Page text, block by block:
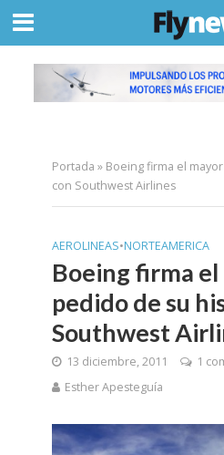
Portada » Boeing firma el
con Southwest Airlines
AEROLINEAS•NORTEAMERICA
Boeing firma
pedido de su
Southwest
13 diciembre, 2011
1
Esther Apesteguía